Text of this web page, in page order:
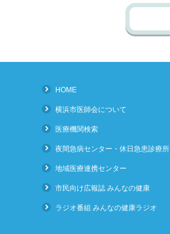
HOME
横浜市医師会について
医療機関検索
夜間急病センター・休日急患診療所
地域医療連携センター
市民向け広報誌 みんなの健康
ラジオ番組 みんなの健康ラジオ